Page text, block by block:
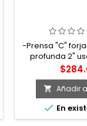
-Prensa "C"
profunda 2"
Urrea -Prensas
forjado y
ideal como
sujeción en
requiere
maniobrar
Precio
 Añadir
 En